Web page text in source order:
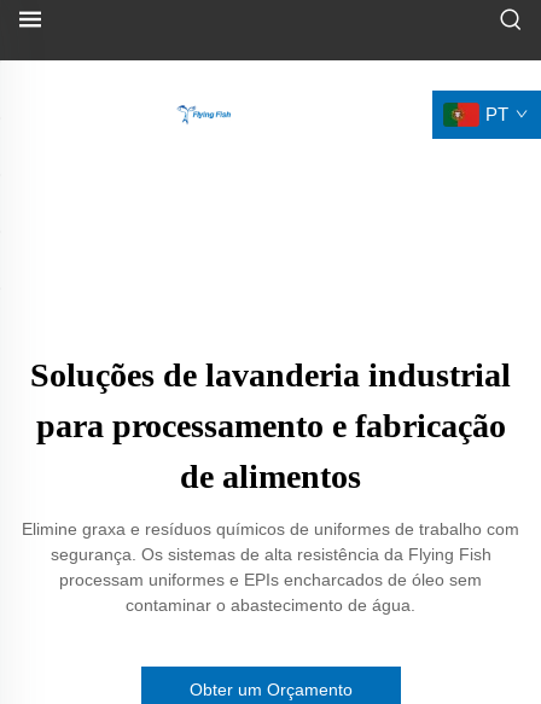
PT
Soluções de lavanderia industrial
para processamento e fabricação
de alimentos
Elimine graxa e resíduos químicos de uniformes de trabalho com
segurança. Os sistemas de alta resistência da Flying Fish
processam uniformes e EPIs encharcados de óleo sem
contaminar o abastecimento de água.
Obter um Orçamento